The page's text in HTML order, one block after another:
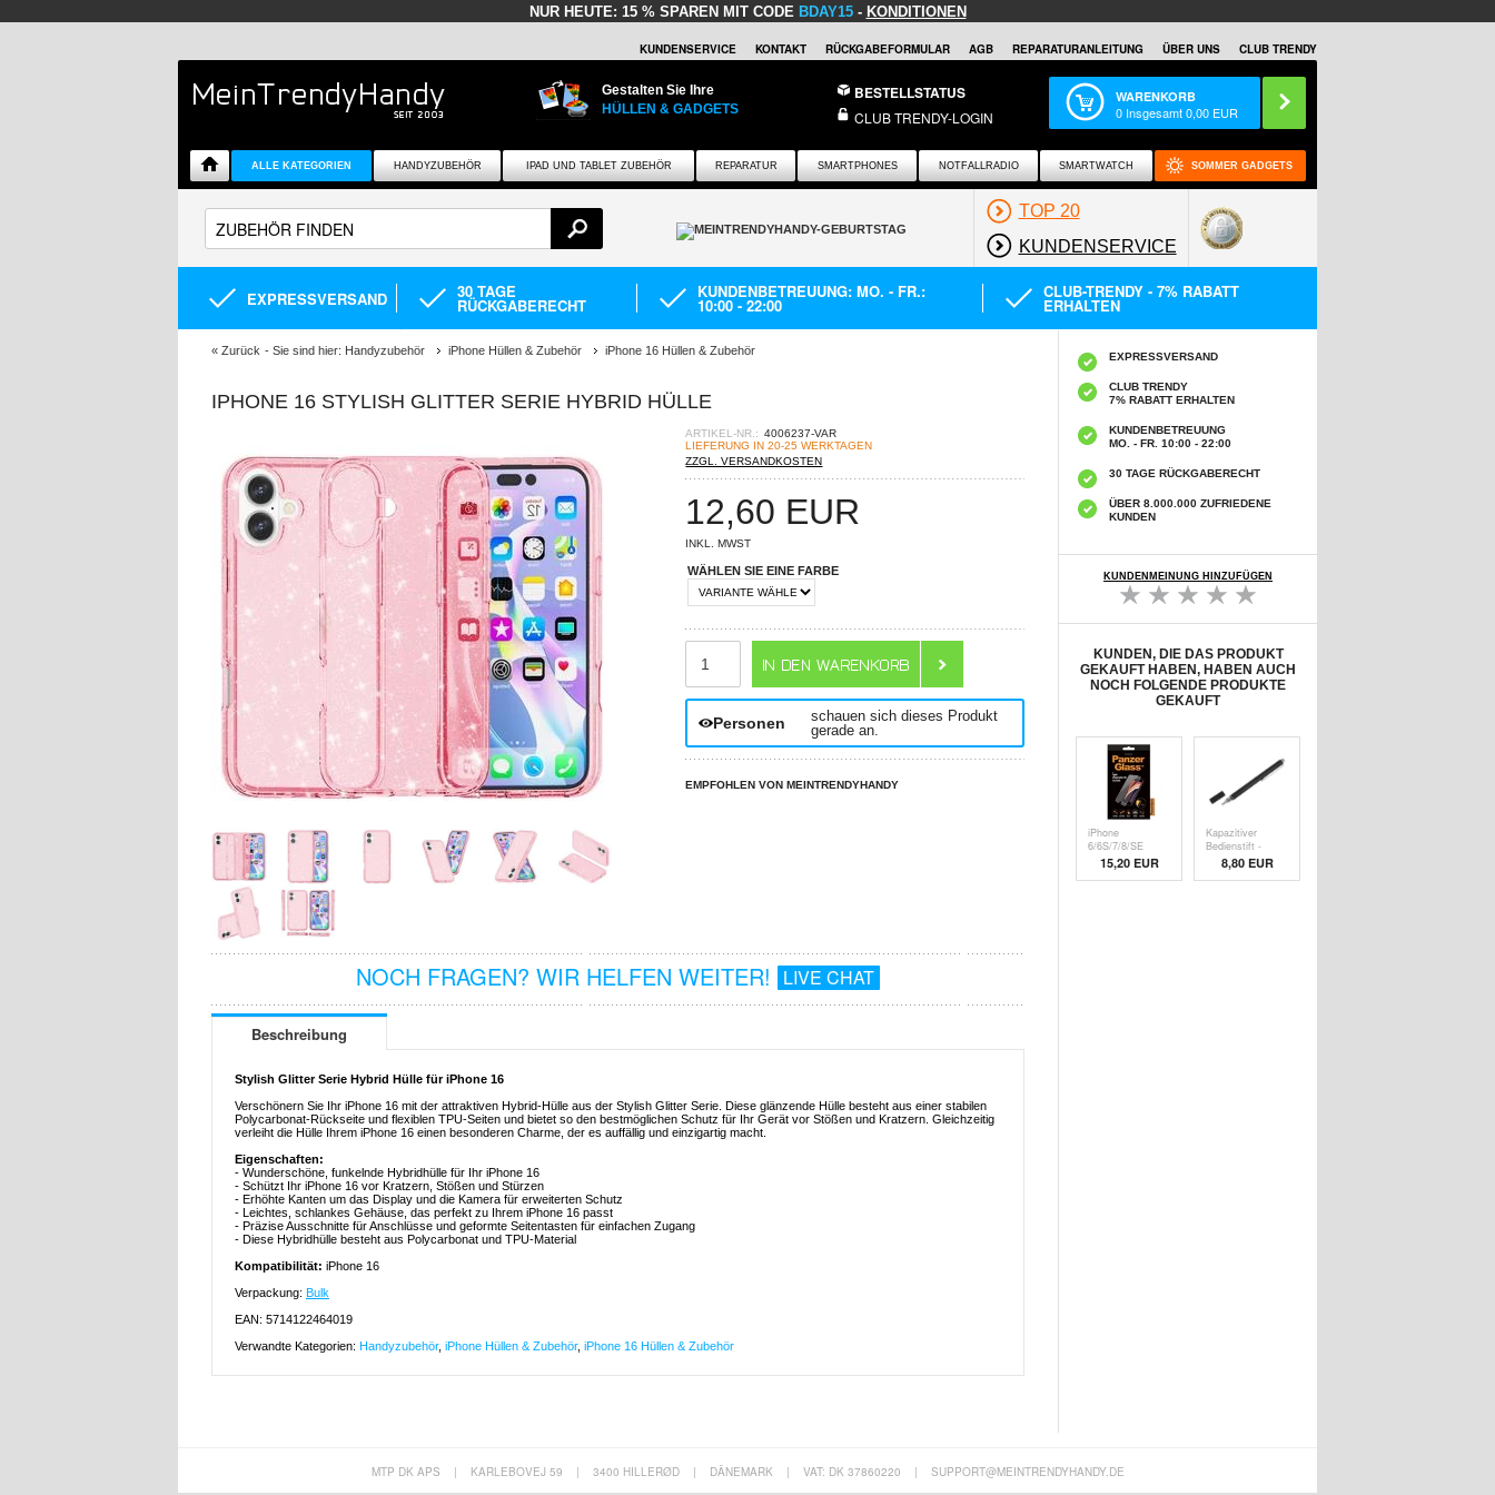
NUR HEUTE: 15 % SPAREN MIT CODE BDAY15- KONDITIONEN
KUNDENSERVICE KONTAKT RÜCKGABEFORMULAR AGB REPARATURANLEITUNG ÜBER UNS CLUB TRENDY
Gestalten Sie Ihre
HÜLLEN & GADGETS
BESTELLSTATUS
CLUB TRENDY-LOGIN
WARENKORB
0 Insgesamt0,00 EUR
ALLE KATEGORIEN HANDYZUBEHÖR IPAD UND TABLET ZUBEHÖR REPARATUR SMARTPHONES NOTFALLRADIO SMARTWATCH SOMMER GADGETS
TOP 20
KUNDENSERVICE
EXPRESSVERSAND 30 TAGE
RÜCKGABERECHT
KUNDENBETREUUNG: MO. - FR.:
10:00 - 22:00
CLUB-TRENDY - 7% RABATT
ERHALTEN
« Zurück - Sie sind hier: Handyzubehör iPhone Hüllen & Zubehör iPhone 16 Hüllen & Zubehör
IPHONE 16 STYLISH GLITTER SERIE HYBRID HÜLLE
ARTIKEL-NR.: 4006237-VAR
LIEFERUNG IN 20-25 WERKTAGEN
ZZGL. VERSANDKOSTEN
12,60 EUR
INKL. MWST
WÄHLEN SIE EINE FARBE
Personen
schauen sich dieses Produkt
gerade an.
EMPFOHLEN VON MEINTRENDYHANDY
NOCH FRAGEN? WIR HELFEN WEITER! LIVE CHAT
Beschreibung
Stylish Glitter Serie Hybrid Hülle für iPhone 16
Verschönern Sie Ihr iPhone 16 mit der attraktiven Hybrid-Hülle aus der Stylish Glitter Serie. Diese glänzende Hülle besteht aus einer stabilen
Polycarbonat-Rückseite und flexiblen TPU-Seiten und bietet so den bestmöglichen Schutz für Ihr Gerät vor Stößen und Kratzern. Gleichzeitig
verleiht die Hülle Ihrem iPhone 16 einen besonderen Charme, der es auffällig und einzigartig macht.
Eigenschaften:
- Wunderschöne, funkelnde Hybridhülle für Ihr iPhone 16
- Schützt Ihr iPhone 16 vor Kratzern, Stößen und Stürzen
- Erhöhte Kanten um das Display und die Kamera für erweiterten Schutz
- Leichtes, schlankes Gehäuse, das perfekt zu Ihrem iPhone 16 passt
- Präzise Ausschnitte für Anschlüsse und geformte Seitentasten für einfachen Zugang
- Diese Hybridhülle besteht aus Polycarbonat und TPU-Material
Kompatibilität: iPhone 16
Verpackung: Bulk
EAN: 5714122464019
Verwandte Kategorien: Handyzubehör, iPhone Hüllen & Zubehör, iPhone 16 Hüllen & Zubehör
EXPRESSVERSAND
CLUB TRENDY
7% RABATT ERHALTEN
KUNDENBETREUUNG
MO. - FR. 10:00 - 22:00
30 TAGE RÜCKGABERECHT
ÜBER 8.000.000 ZUFRIEDENE
KUNDEN
KUNDENMEINUNG HINZUFÜGEN
KUNDEN, DIE DAS PRODUKT
GEKAUFT HABEN, HABEN AUCH
NOCH FOLGENDE PRODUKTE
GEKAUFT
iPhone
6/6S/7/8/SE
(2020)/SE (
15,20 EUR
Kapazitiver
Bedienstift -
Schw8,80 EUR
MTP DK APS | KARLEBOVEJ 59 | 3400 HILLERØD | DÄNEMARK | VAT: DK 37860220 | SUPPORT@MEINTRENDYHANDY.DE